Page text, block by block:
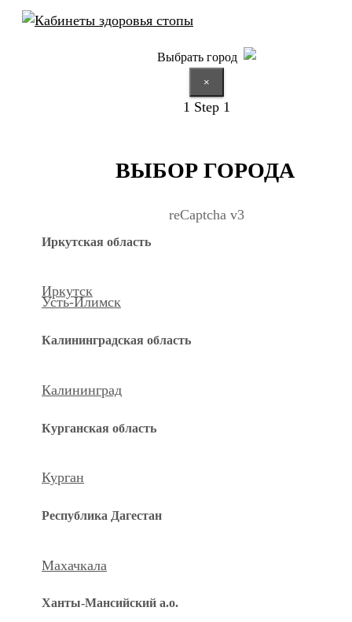
Выбрать город
×
1 Step 1
ВЫБОР ГОРОДА
reCaptcha v3
Иркутская область
Иркутск
Усть-Илимск
Калининградская область
Калининград
Курганская область
Курган
Республика Дагестан
Махачкала
Ханты-Мансийский а.о.